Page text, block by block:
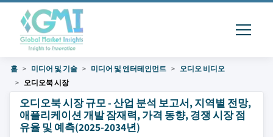
홈 미디어 및 기술 미디어 및 엔터테인먼트
오디오 비디오
오디오북 시장
오디오북 시장 규모 - 산업 분석 보고서, 지역별 전망,
애플리케이션 개발 잠재력, 가격 동향, 경쟁 시장 점
유율 및 예측(2025-2034년)